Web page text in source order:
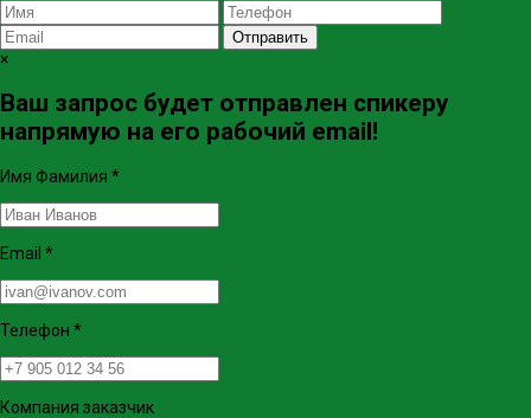
Отправить
×
Ваш запрос будет отправлен спикеру
напрямую на его рабочий email!
Имя Фамилия *
Email *
Телефон *
Компания заказчик